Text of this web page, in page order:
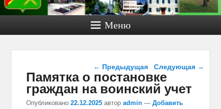
района.
сайт.
Официальный сайт
Меню
Навигация по записям
← Предыдущая Следующая →
Памятка о постановке
граждан на воинский учет
Опубликовано22.12.2025 авторadmin —Добавить